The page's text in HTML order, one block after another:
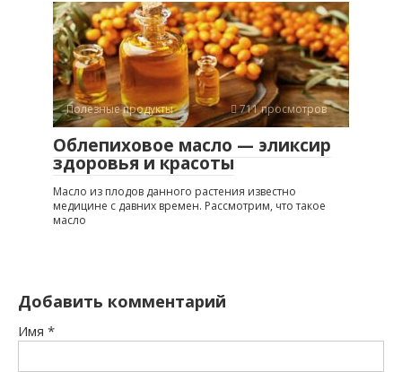
Полезные продукты 711 просмотров
Облепиховое масло — эликсир
здоровья и красоты
Масло из плодов данного растения известно
медицине с давних времен. Рассмотрим, что такое
масло
Добавить комментарий
Имя *